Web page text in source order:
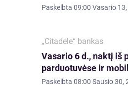
Paskelbta 09:00 Vasario
„Citadele“ bankas
Vasario 6 d., naktį iš
parduotuvėse ir
Paskelbta 08:00 Sausio 30,